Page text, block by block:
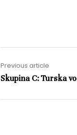
Previous article
Skupina C: Turska